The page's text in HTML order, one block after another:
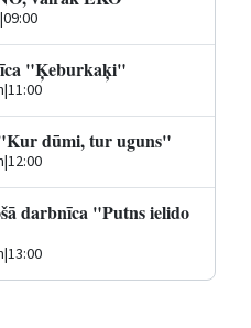
|09:00
"Ķeburkaķi"
|11:00
dūmi, tur uguns"
|12:00
darbnīca "Putns ielido
|13:00